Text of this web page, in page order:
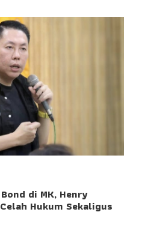
di MK, Henry
Hukum Sekaligus